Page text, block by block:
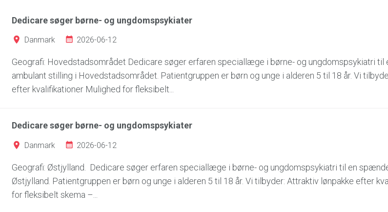
Dedicare søger børne- og ungdomspsykiater
Danmark 2026-06-12
Geografi: Hovedstadsområdet Dedicare søger erfaren speciallæge i børne- og ungdomspsykiatri
ambulant stilling i Hovedstadsområdet. Patientgruppen er børn og unge i alderen 5 til 18 år. Vi
efter kvalifikationer Mulighed for fleksibelt...
Dedicare søger børne- og ungdomspsykiater
Danmark 2026-06-12
Geografi: Østjylland. Dedicare søger erfaren speciallæge i børne- og ungdomspsykiatri til en
Østjylland. Patientgruppen er børn og unge i alderen 5 til 18 år. Vi tilbyder: Attraktiv lønpakke efter
for fleksibelt skema –...